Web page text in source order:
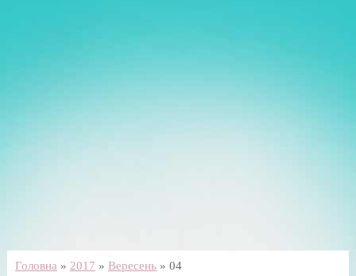
Головна » 2017 » Вересень » 04